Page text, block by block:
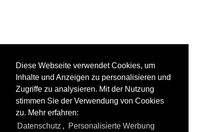
WSP Bremen
Schlepper / tugs
.mehrere oder Name unbekannt
B
Bugsier + Nr.
Diese Webseite verwendet Cookies, um
Inhalte und Anzeigen zu personalisieren und
Zugriffe zu analysieren. Mit der Nutzung
stimmen Sie der Verwendung von Cookies
zu. Mehr erfahren:
Datenschutz , Personalisierte Werbung